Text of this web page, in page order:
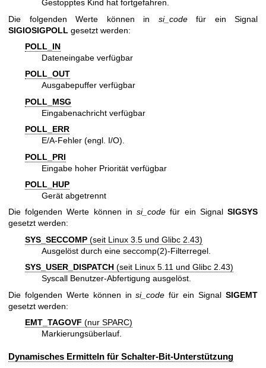
Gestopptes Kind hat fortgefahren.
Die folgenden Werte können in si_codefür ein Signal
SIGIOSIGPOLL gesetzt werden:
POLL_IN
Dateneingabe verfügbar
POLL_OUT
Ausgabepuffer verfügbar
POLL_MSG
Eingabenachricht verfügbar
POLL_ERR
E/A-Fehler (engl. I/O).
POLL_PRI
Eingabe hoher Priorität verfügbar
POLL_HUP
Gerät abgetrennt
Die folgenden Werte können insi_code für ein SignalSIGSYS
gesetzt werden:
SYS_SECCOMP (seit Linux 3.5 und Glibc 2.43)
Ausgelöst durch eine seccomp(2)-Filterregel.
SYS_USER_DISPATCH (seit Linux 5.11 und Glibc 2.43)
Syscall Benutzer-Abfertigung ausgelöst.
Die folgenden Werte können insi_code für ein SignalSIGEMT
gesetzt werden:
EMT_TAGOVF (nur SPARC)
Markierungsüberlauf.
Dynamisches Ermitteln für Schalter-Bit-Unterstützung